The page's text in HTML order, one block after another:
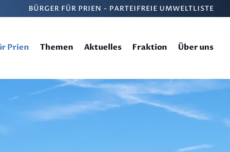
BÜRGER FÜR PRIEN - PARTEIFREIE UMWELTLISTE
Prien Themen Aktuelles Fraktion Über uns